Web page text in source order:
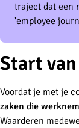
traject dat een
'employee
Start
Voordat je met je
zaken die
Waarderen